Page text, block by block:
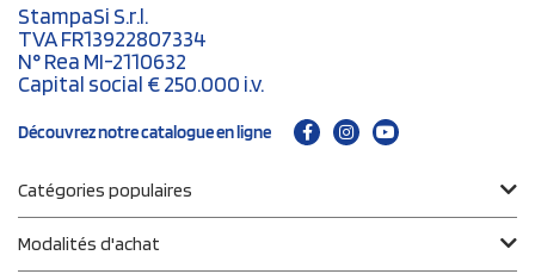
StampaSi S.r.l.
TVA FR13922807334
N° Rea MI-2110632
Capital social € 250.000 i.v.
Découvrez notre catalogue en ligne
Catégories populaires
Modalités d'achat